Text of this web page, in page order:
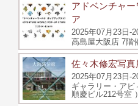
アドベンチャ
ア
2025年07月23日-
高島屋大阪店 7階
佐々木修宏写
2025年07月23日-
ギャラリー・アビ
順慶ビル212号室 ）